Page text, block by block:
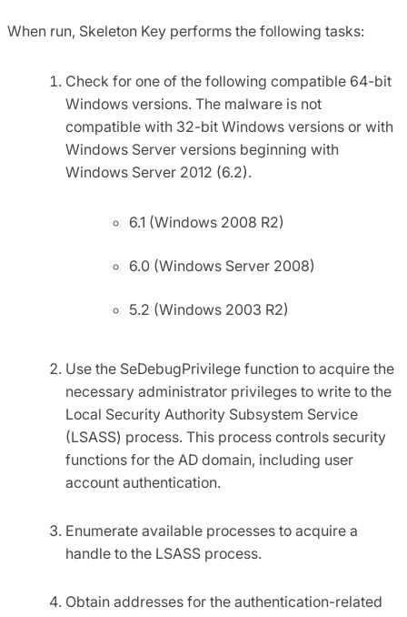
When run, Skeleton Key performs the following tasks:
Check for one of the following compatible 64-bit
Windows versions. The malware is not
compatible with 32-bit Windows versions or with
Windows Server versions beginning with
Windows Server 2012 (6.2).
6.1 (Windows 2008 R2)
6.0 (Windows Server 2008)
5.2 (Windows 2003 R2)
Use the SeDebugPrivilege function to acquire the
necessary administrator privileges to write to the
Local Security Authority Subsystem Service
(LSASS) process. This process controls security
functions for the AD domain, including user
account authentication.
Enumerate available processes to acquire a
handle to the LSASS process.
Obtain addresses for the authentication-related